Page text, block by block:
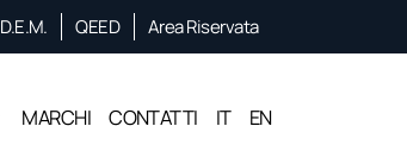
D.E.M. QEED Area Riservata
MARCHI CONTATTI IT EN